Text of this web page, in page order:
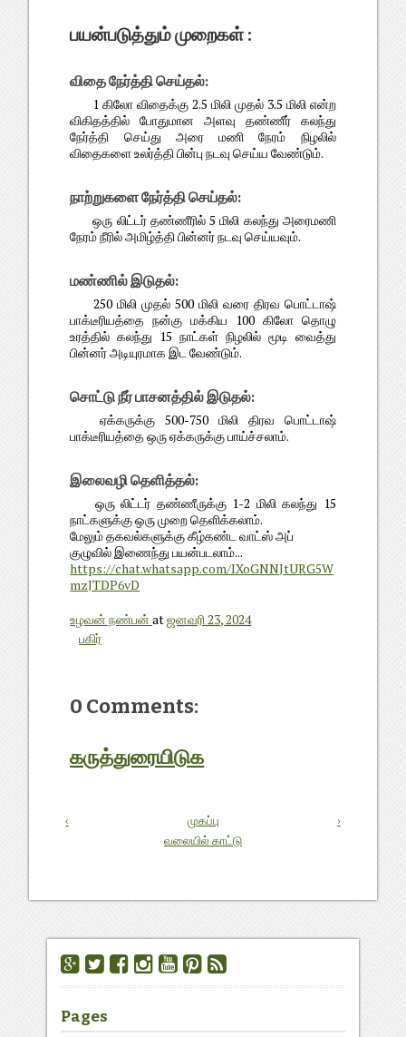
பயன்படுத்தும் முறைகள் :
விதை நேர்த்தி செய்தல்:
1 கிலோ விதைக்கு 2.5 மிலி முதல் 3.5 மிலி என்ற
விகிதத்தில் போதுமான அளவு தண்ணீர் கலந்து
நேர்த்தி செய்து அரை மணி நேரம் நிழலில்
விதைகளை உலர்த்தி பின்பு நடவு செய்ய வேண்டும்.
நாற்றுகளை நேர்த்தி செய்தல்:
ஒரு லிட்டர் தண்ணீரில் 5 மிலி கலந்து அரைமணி
நேரம் நீரில் அமிழ்த்தி பின்னர் நடவு செய்யவும்.
மண்ணில் இடுதல்:
250 மிலி முதல் 500 மிலி வரை திரவ பொட்டாஷ்
பாக்டீரியத்தை நன்கு மக்கிய 100 கிலோ தொழு
உரத்தில் கலந்து 15 நாட்கள் நிழலில் மூடி வைத்து
பின்னர் அடியுரமாக இட வேண்டும்.
சொட்டு நீர் பாசனத்தில் இடுதல்:
ஏக்கருக்கு 500-750 மிலி திரவ பொட்டாஷ்
பாக்டீரியத்தை ஒரு ஏக்கருக்கு பாய்ச்சலாம்.
இலைவழி தெளித்தல்:
ஒரு லிட்டர் தண்ணீருக்கு 1-2 மிலி கலந்து 15
நாட்களுக்கு ஒரு முறை தெளிக்கலாம்.
மேலும் தகவல்களுக்கு கீழ்கண்ட வாட்ஸ் அப்
குழுவில் இணைந்து பயன்படலாம்...
https://chat.whatsapp.com/IXoGNNJtURG5W
mzJTDP6vD
உழவன் நண்பன்atஜனவரி 23, 2024
பகிர்
0 Comments:
கருத்துரையிடுக
‹ ›
முகப்பு
வலையில் காட்டு
Pages